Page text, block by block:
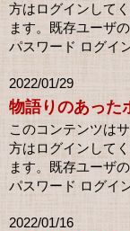
方はログインして
ます。既存ユーザ
パスワード ログイ
2022/01/29
物語りのあった
このコンテンツは
方はログインして
ます。既存ユーザ
パスワード ログイ
2022/01/16